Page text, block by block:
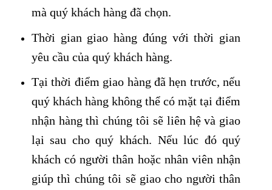
mà quý khách hàng đã chọn.
Thời gian giao hàng đúng với thời gian
yêu cầu của quý khách hàng.
Tại thời điểm giao hàng đã hẹn trước, nếu
quý khách hàng không thể có mặt tại điểm
nhận hàng thì chúng tôi sẽ liên hệ và giao
lại sau cho quý khách. Nếu lúc đó quý
khách có người thân hoặc nhân viên nhận
giúp thì chúng tôi sẽ giao cho người thân